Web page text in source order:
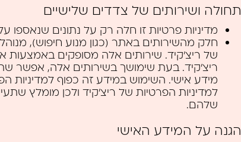
תחולה ושירותים של צדדים שלישיים
מדיניות פרטיות זו חלה רק על נתונים שנאספו
חלק מהשירותים באתר (כגון מנוע חיפוש),
של ריצ’קיד. שירותים אלה מסופקים באמצעות
ריצ’קיד. בעת שימושך בשירותים אלה, אפשר
מידע אישי. השימוש במידע זה כפוף למדיניות
למדיניות הפרטיות של ריצ’קיד ולכן מומלץ
שלהם.
הגנה על המידע האישי